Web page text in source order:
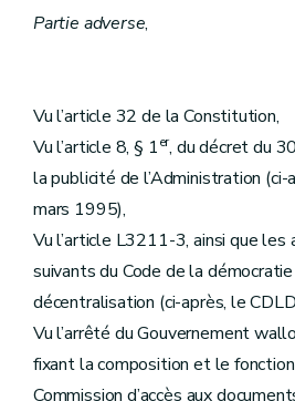
Partie adverse,
Vu l’article 32 de la Constitution,
Vu l’article 8, § 1er, du décret du
la publicité de l’Administration
mars 1995),
Vu l’article L3211-3, ainsi que
suivants du Code de la
décentralisation (ci-après, le
Vu l’arrêté du Gouvernement
fixant la composition et le
Commission d’accès aux